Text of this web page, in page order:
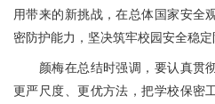
用带来的新挑战，在总体国家安全
密防护能力，坚决筑牢校园安全稳定
颜梅在总结时强调，要认真贯
更严尺度、更优方法，把学校保密